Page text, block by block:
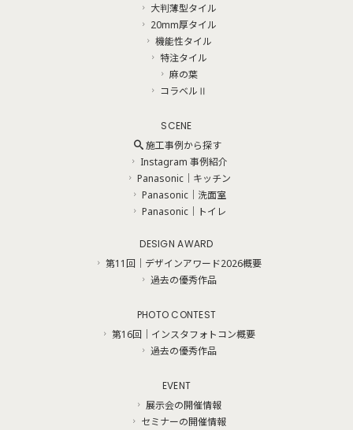
大判薄型タイル
20mm厚タイル
機能性タイル
特注タイル
麻の葉
コラベルⅡ
SCENE
施工事例から探す
Instagram 事例紹介
Panasonic｜キッチン
Panasonic｜洗面室
Panasonic｜トイレ
DESIGN AWARD
第11回｜デザインアワード2026概要
過去の優秀作品
PHOTO CONTEST
第16回｜インスタフォトコン概要
過去の優秀作品
EVENT
展示会の開催情報
セミナーの開催情報